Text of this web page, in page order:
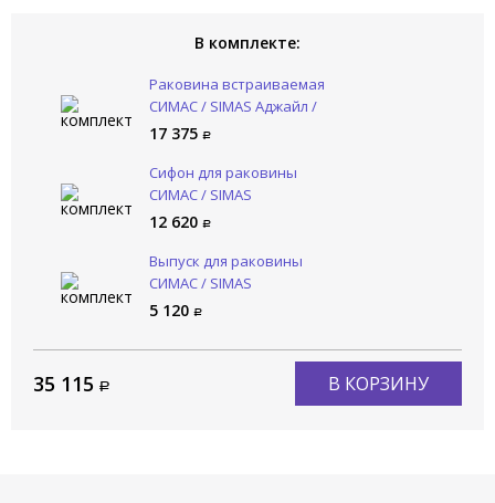
В комплекте:
Раковина встраиваемая
СИМАС / SIMAS Аджайл /
AGILE AG 60IN bia
17 375
Сифон для раковины
СИМАС / SIMAS
КОМПЛЕКТУЮЩИЕ SIF 165
12 620
Выпуск для раковины
СИМАС / SIMAS
КОМПЛЕКТУЮЩИЕ PLCR
5 120
35 115 В КОРЗИНУ